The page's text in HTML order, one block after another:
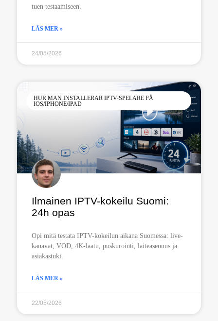
tuen testaamiseen.
LÄS MER »
24/05/2026
HUR MAN INSTALLERAR IPTV-SPELARE PÅ
IOS/IPHONE/IPAD
Ilmainen IPTV-kokeilu Suomi:
24h opas
Opi mitä testata IPTV-kokeilun aikana Suomessa: live-
kanavat, VOD, 4K-laatu, puskurointi, laiteasennus ja
asiakastuki.
LÄS MER »
22/05/2026